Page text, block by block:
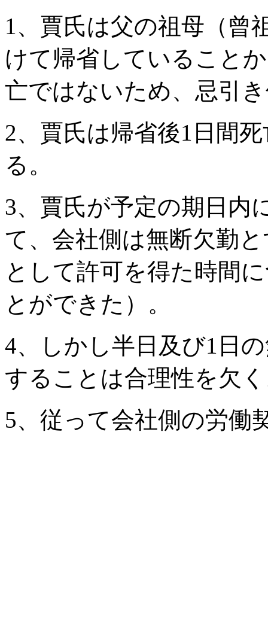
1、賈氏は父の祖母（曾
けて帰省していること
亡ではないため、忌引
2、賈氏は帰省後1日間
る。
3、賈氏が予定の期日内
て、会社側は無断欠勤
として許可を得た時間
とができた）。
4、しかし半日及び1日
することは合理性を欠
5、従って会社側の労働